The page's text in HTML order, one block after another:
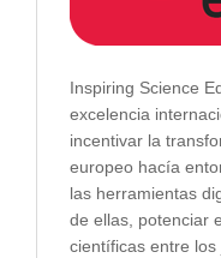
Inspiring Science
excelencia
incentivar la
europeo hacía
las herramientas
de ellas, potenciar
científicas entre los